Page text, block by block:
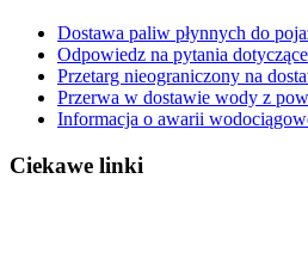
Dostawa paliw płynnych do
Odpowiedz na pytania
Przetarg nieograniczony na
Przerwa w dostawie wody z
Informacja o awarii
Ciekawe linki